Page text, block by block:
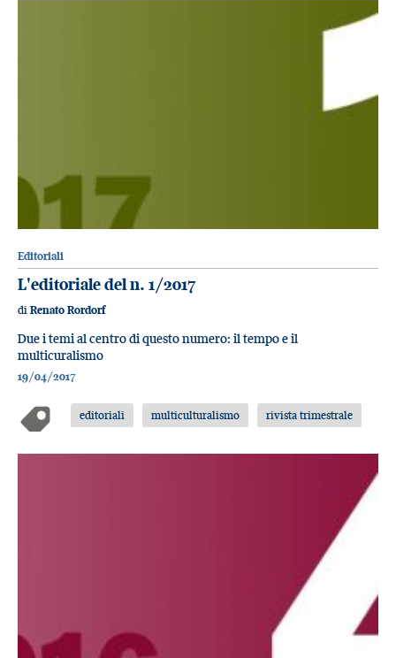
Editoriali
L'editoriale del n. 1/2017
di Renato Rordorf
Due i temi al centro di questo numero: il tempo e il
multicuralismo
19/04/2017
editoriali multiculturalismo rivista trimestrale